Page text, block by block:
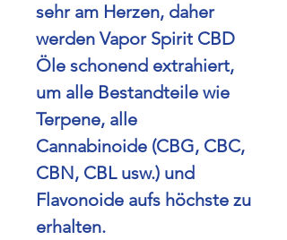
sehr am Herzen, daher
werden Vapor Spirit CBD
Öle schonend extrahiert,
um alle Bestandteile wie
Terpene, alle
Cannabinoide (CBG, CBC,
CBN, CBL usw.) und
Flavonoide aufs höchste zu
erhalten.